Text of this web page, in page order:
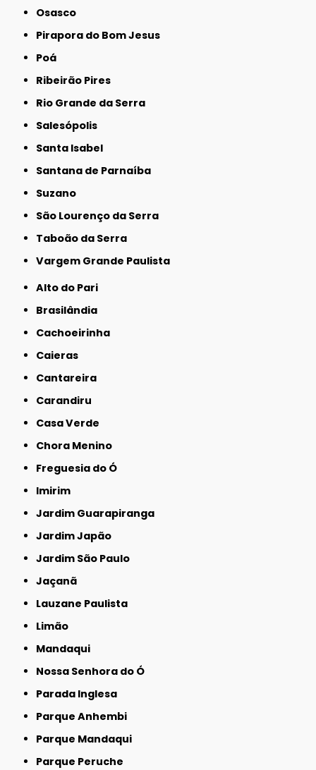
Osasco
Pirapora do Bom Jesus
Poá
Ribeirão Pires
Rio Grande da Serra
Salesópolis
Santa Isabel
Santana de Parnaíba
Suzano
São Lourenço da Serra
Taboão da Serra
Vargem Grande Paulista
Alto do Pari
Brasilândia
Cachoeirinha
Caieras
Cantareira
Carandiru
Casa Verde
Chora Menino
Freguesia do Ó
Imirim
Jardim Guarapiranga
Jardim Japão
Jardim São Paulo
Jaçanã
Lauzane Paulista
Limão
Mandaqui
Nossa Senhora do Ó
Parada Inglesa
Parque Anhembi
Parque Mandaqui
Parque Peruche